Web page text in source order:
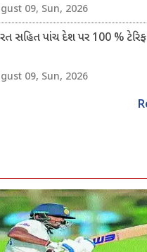
09, Sun, 2026
સહિત પાંચ દેશ પર 100 %
09, Sun, 2026